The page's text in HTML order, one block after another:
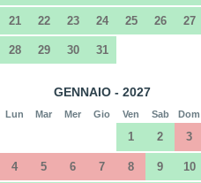
21 22 23 24 25 26 27
28 29 30 31
GENNAIO - 2027
Lun Mar Mer Gio Ven Sab Dom
1 2 3
4 5 6 7 8 9 10